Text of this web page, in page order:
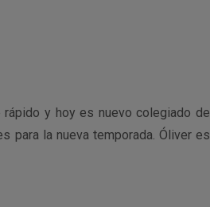
y hoy es nuevo colegiado de
para la nueva temporada. Óliver es